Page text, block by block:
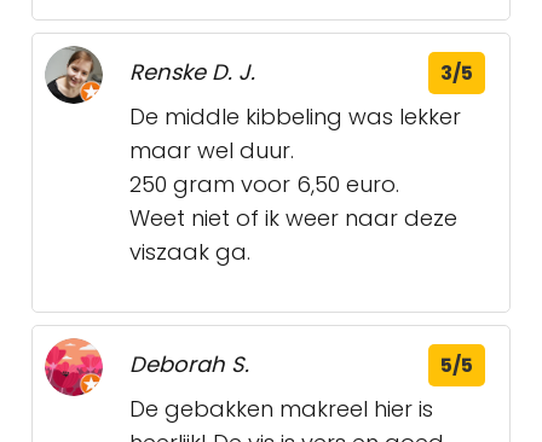
Renske D. J. 3/5
De middle kibbeling was lekker
maar wel duur.
250 gram voor 6,50 euro.
Weet niet of ik weer naar deze
viszaak ga.
Deborah S. 5/5
De gebakken makreel hier is